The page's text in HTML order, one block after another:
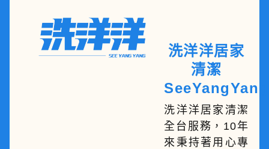
洗洋洋居家
清潔
SeeYangYang
洗洋洋居家清潔
全台服務，10年
來秉持著用心專